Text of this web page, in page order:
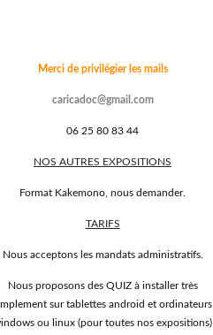
Merci de privilégier les mails
caricadoc@gmail.com
06 25 80 83 44
NOS AUTRES EXPOSITIONS
Format Kakemono, nous demander.
TARIFS
Nous acceptons les mandats administratifs.
Nous proposons des QUIZ à installer très
sur tablettes android et ordinateurs
ou linux (pour toutes nos expositions)